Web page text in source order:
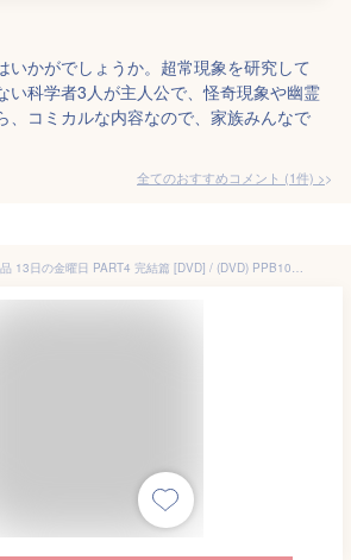
いかがでしょうか。超常現象を研究して
い科学者3人が主人公で、怪奇現象や幽霊
、コミカルな内容なので、家族みんなで
全てのおすすめコメント (1件) >
【おまけCL付】新品 13日の金曜日 PART4 完結篇 [DVD] / (DVD) PPB101041